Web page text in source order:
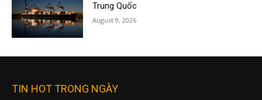
Trung Quốc
August 9, 2026
TIN HOT TRONG NGÀY